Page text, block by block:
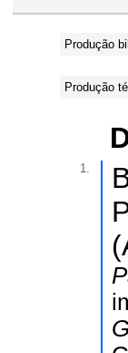
Produção
Produção
1.